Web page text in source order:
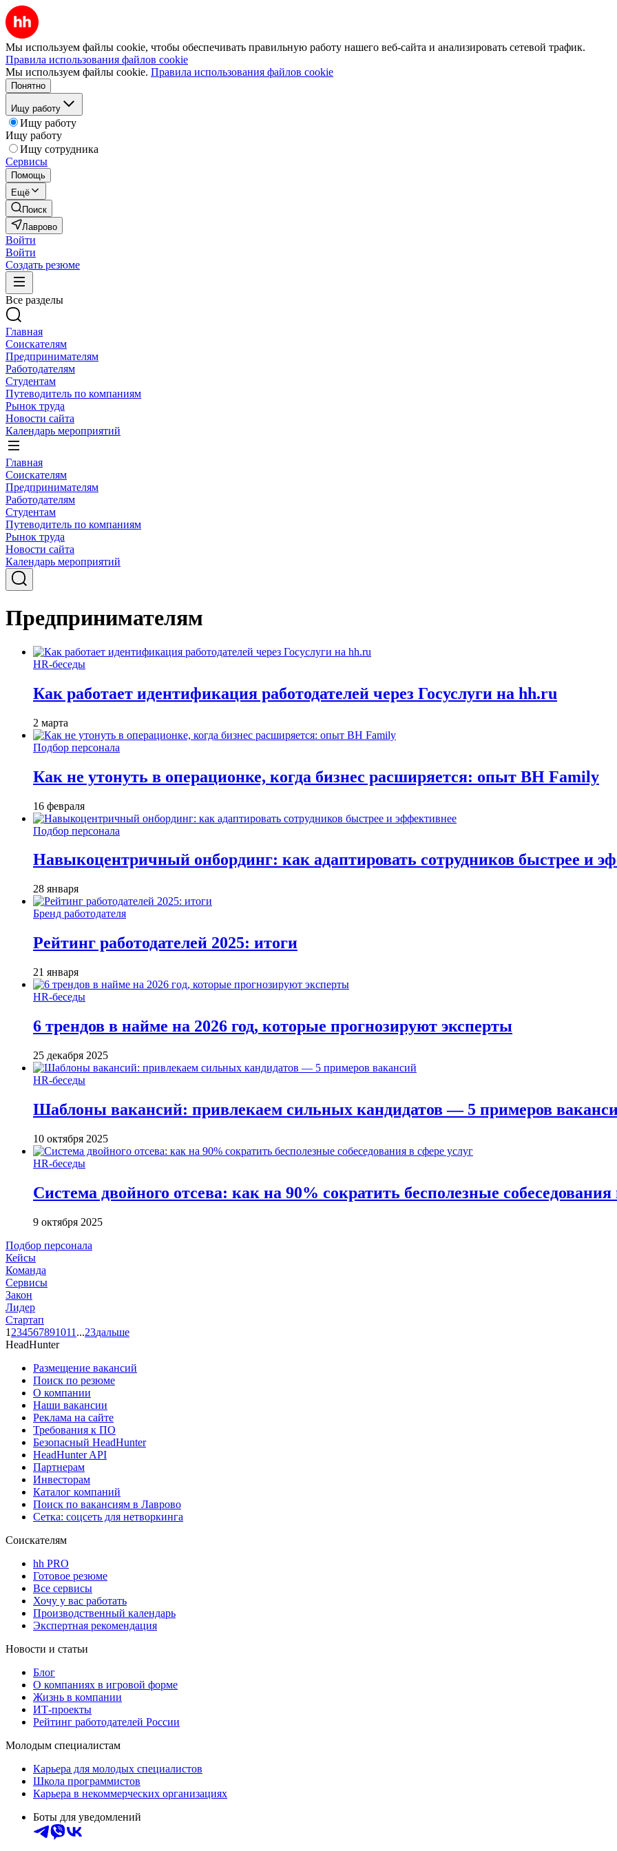
Мы используем файлы cookie, чтобы обеспечивать правильную работу нашего веб-сайта и анализировать сетевой трафик.
Правила использования файлов cookie
Мы используем файлы cookie. Правила использования файлов cookie
Понятно
Ищу работу
Ищу работу
Ищу работу
Ищу сотрудника
Сервисы
Помощь
Ещё
Поиск
Лаврово
Войти
Войти
Создать резюме
Все разделы
Главная
Соискателям
Предпринимателям
Работодателям
Студентам
Путеводитель по компаниям
Рынок труда
Новости сайта
Календарь мероприятий
Главная
Соискателям
Предпринимателям
Работодателям
Студентам
Путеводитель по компаниям
Рынок труда
Новости сайта
Календарь мероприятий
Предпринимателям
HR-беседы
Как работает идентификация работодателей через Госуслуги на hh.ru
2 марта
Подбор персонала
Как не утонуть в операционке, когда бизнес расширяется: опыт BH Family
16 февраля
Подбор персонала
Навыкоцентричный онбординг: как адаптировать сотрудников быстрее и
28 января
Бренд работодателя
Рейтинг работодателей 2025: итоги
21 января
HR-беседы
6 трендов в найме на 2026 год, которые прогнозируют эксперты
25 декабря 2025
HR-беседы
Шаблоны вакансий: привлекаем сильных кандидатов — 5 примеров
10 октября 2025
HR-беседы
Система двойного отсева: как на 90% сократить бесполезные собеседования
9 октября 2025
Подбор персонала
Кейсы
Команда
Сервисы
Закон
Лидер
Стартап
1 234567891011 ...23дальше
HeadHunter
Размещение вакансий
Поиск по резюме
О компании
Наши вакансии
Реклама на сайте
Требования к ПО
Безопасный HeadHunter
HeadHunter API
Партнерам
Инвесторам
Каталог компаний
Поиск по вакансиям в Лаврово
Сетка: соцсеть для нетворкинга
Соискателям
hh PRO
Готовое резюме
Все сервисы
Хочу у вас работать
Производственный календарь
Экспертная рекомендация
Новости и статьи
Блог
О компаниях в игровой форме
Жизнь в компании
ИТ-проекты
Рейтинг работодателей России
Молодым специалистам
Карьера для молодых специалистов
Школа программистов
Карьера в некоммерческих организациях
Боты для уведомлений